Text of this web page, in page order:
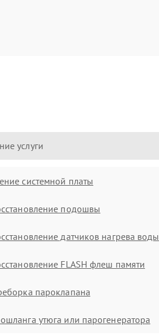
услуги
системной платы
подошвы
датчиков нагрева воды
FLASH флеш памяти
пароклапана
утюга или парогенератора